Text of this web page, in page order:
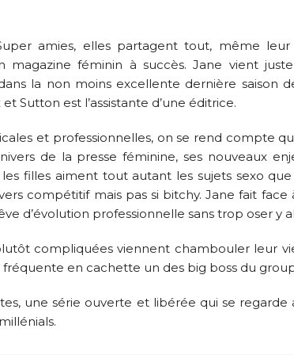
amies, elles partagent tout, même leur
féminin à succès. Jane vient
la non moins excellente dernière saison
Sutton est l’assistante d’une éditrice.
et professionnelles, on se rend compte
de la presse féminine, ses nouveaux
filles aiment tout autant les sujets sexo
compétitif mais pas si bitchy. Jane fait
d’évolution professionnelle sans trop oser y
compliquées viennent chambouler leur
en cachette un des big boss du
une série ouverte et libérée qui se